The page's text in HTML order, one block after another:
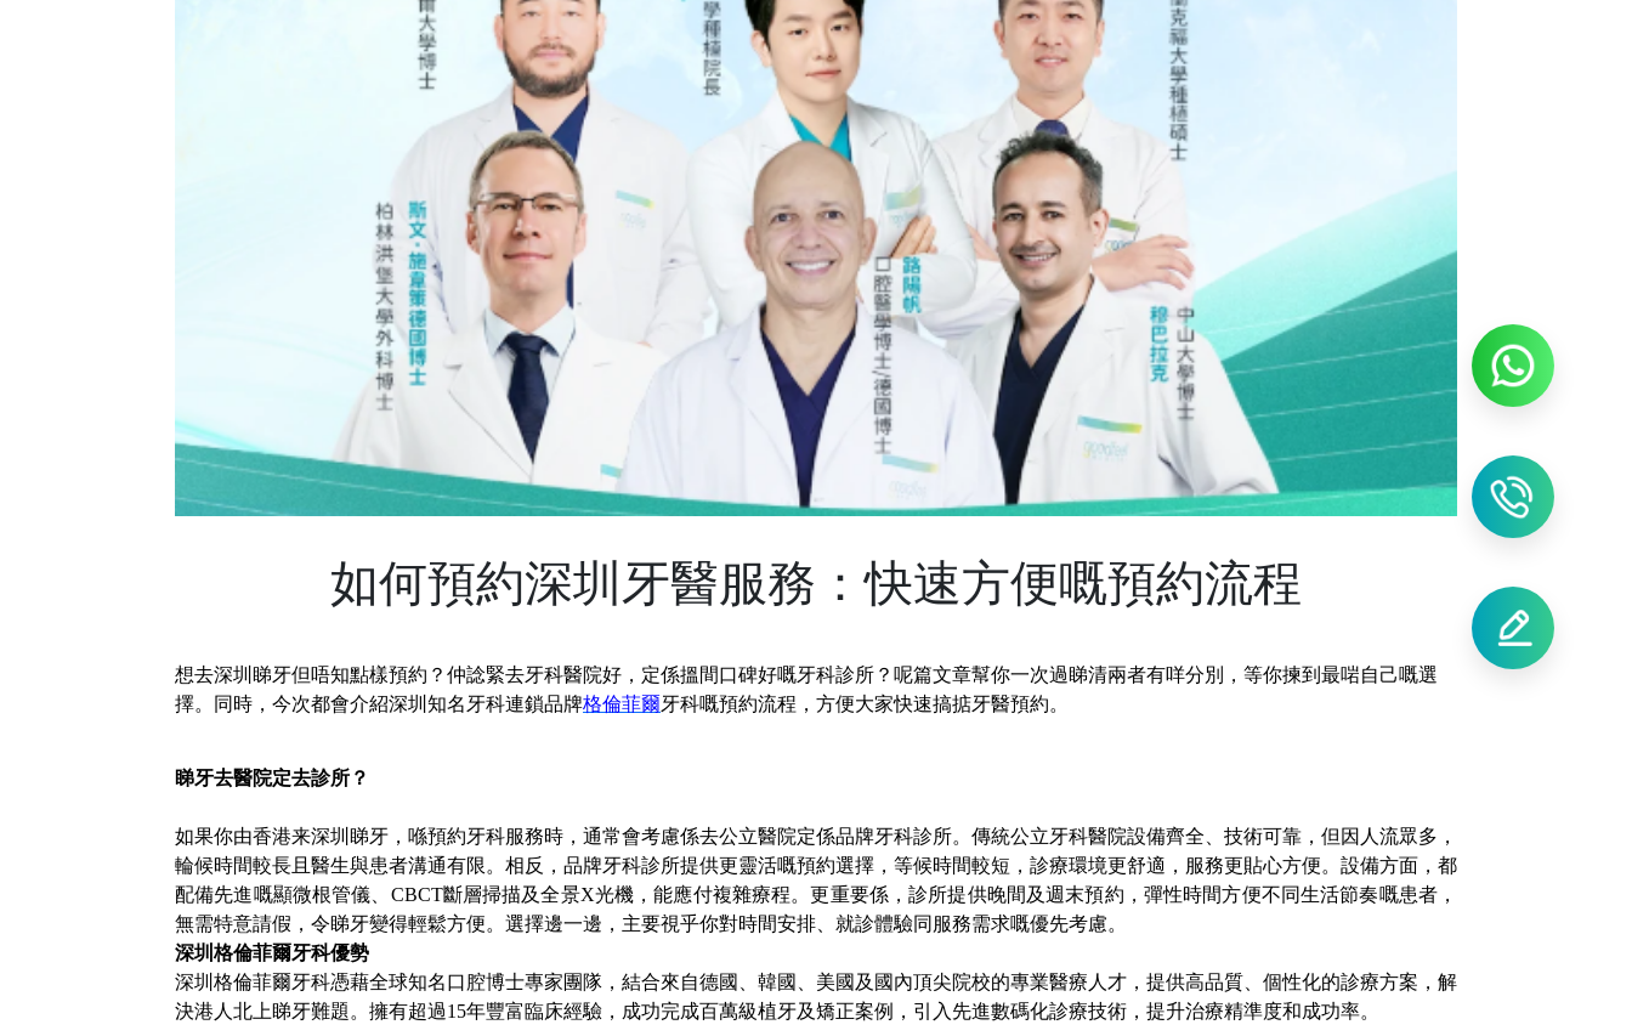
如何預約深圳牙醫服務：快速方便嘅預約流程
想去深圳睇牙但唔知點樣預約？仲諗緊去牙科醫院好，定係搵間口碑好嘅牙科診所 ？呢篇文章幫你一次過睇清兩者有咩分別，等你揀到最啱自己嘅選
擇。同時，今次都會介紹深圳知名牙科連鎖品牌格倫菲爾牙科嘅預約流程，方便大家快速搞掂牙醫預約。
睇牙去醫院定去診所 ？
如果你由香港来深圳睇牙，喺預約牙科服務時，通常會考慮係去公立醫院定係品牌牙科診所。 傳統公立牙科醫院設備齊全 、技術可靠，但因人流眾多 ，
輪候時間較長且醫生與患者溝通有限。相反， 品牌牙科診所提供更靈活嘅預約選擇，等候時間較短，診療環境更舒適 ， 服務更貼心方便。 設備方面， 都
配備先進嘅顯微根管儀、 CBCT斷層掃描及全景X光機，能應付複雜療程。更重要係，診所提供晚間及週末預約，彈性時間方便不同生活節奏嘅患者，
無需特意請假，令睇牙變得輕鬆方便。 選擇邊一邊，主要視乎你對時間安排、就診體驗同服務需求嘅優先考慮。
深圳格倫菲爾牙科優勢
深圳格倫菲爾牙科憑藉全球知名口腔博士專家團隊，結合來自德國、韓國、美國及國內頂尖院校的專業醫療人才，提供高品質、個性化的診療方案，解
決港人北上睇牙難題。擁有超過15年豐富臨床經驗，成功完成百萬級植牙及矯正案例，引入先進數碼化診療技術，提升治療精準度和成功率。